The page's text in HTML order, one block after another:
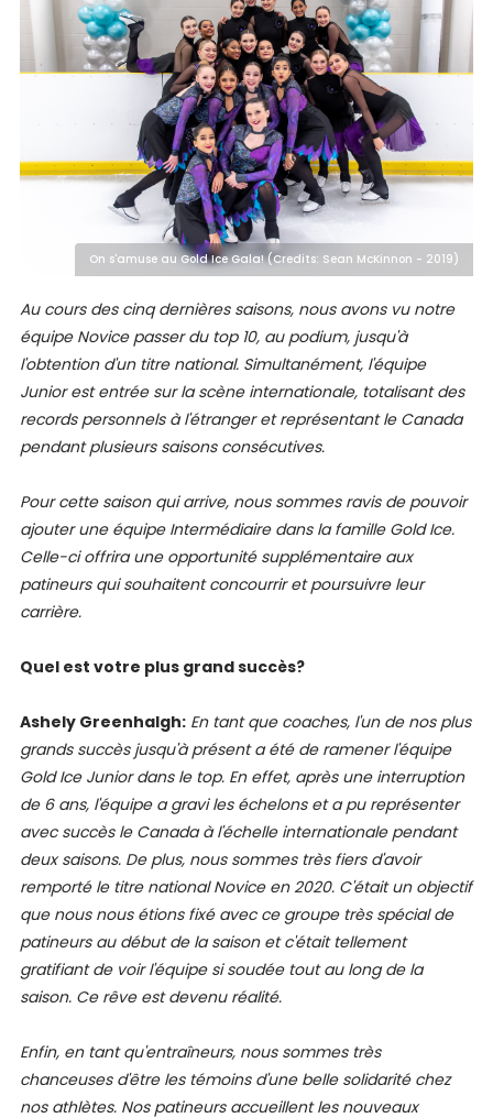
On s'amuse au Gold Ice Gala! (Credits: Sean McKinnon - 2019)
Au cours des cinq dernières saisons, nous avons vu notre
équipe Novice passer du top 10, au podium, jusqu'à
l'obtention d'un titre national. Simultanément, l'équipe
Junior est entrée sur la scène internationale, totalisant des
records personnels à l'étranger et représentant le Canada
pendant plusieurs saisons consécutives.
Pour cette saison qui arrive, nous sommes ravis de pouvoir
ajouter une équipe Intermédiaire dans la famille Gold Ice.
Celle-ci offrira une opportunité supplémentaire aux
patineurs qui souhaitent concourrir et poursuivre leur
carrière.
Quel est votre plus grand succès?
Ashely Greenhalgh: En tant que coaches, l'un de nos plus
grands succès jusqu'à présent a été de ramener l'équipe
Gold Ice Junior dans le top. En effet, après une interruption
de 6 ans, l'équipe a gravi les échelons et a pu représenter
avec succès le Canada à l'échelle internationale pendant
deux saisons. De plus, nous sommes très fiers d'avoir
remporté le titre national Novice en 2020. C'était un objectif
que nous nous étions fixé avec ce groupe très spécial de
patineurs au début de la saison et c'était tellement
gratifiant de voir l'équipe si soudée tout au long de la
saison. Ce rêve est devenu réalité.
Enfin, en tant qu'entraîneurs, nous sommes très
chanceuses d'être les témoins d'une belle solidarité chez
nos athlètes. Nos patineurs accueillent les nouveaux